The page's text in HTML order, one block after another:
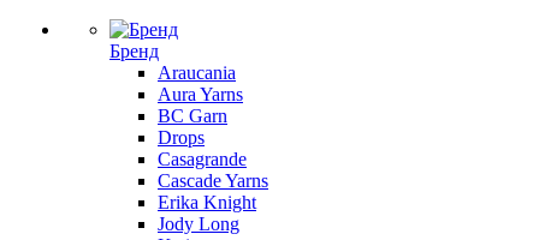
Бренд
Araucania
Aura Yarns
BC Garn
Drops
Casagrande
Cascade Yarns
Erika Knight
Jody Long